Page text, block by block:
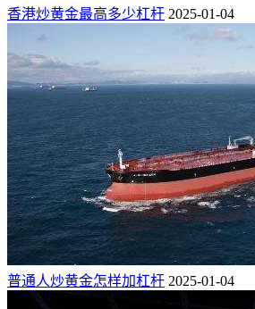
香港炒黄金最高多少杠杆 2025-01-04
普通人炒黄金怎样加杠杆 2025-01-04